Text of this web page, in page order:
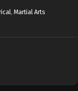
, Martial Arts